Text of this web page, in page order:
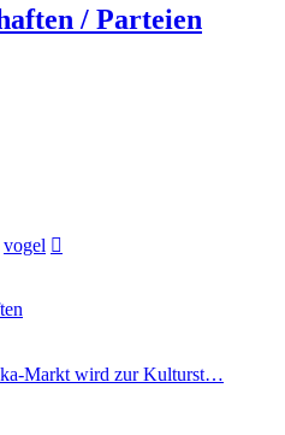
/ Parteien
vogel
Markt wird zur Kulturst…